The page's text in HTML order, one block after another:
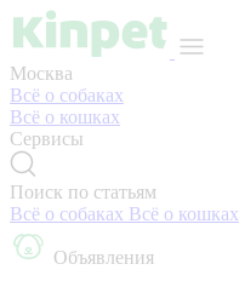
Москва
Всё о собаках
Всё о кошках
Сервисы
Поиск по статьям
Всё о собаках Всё о кошках
Объявления